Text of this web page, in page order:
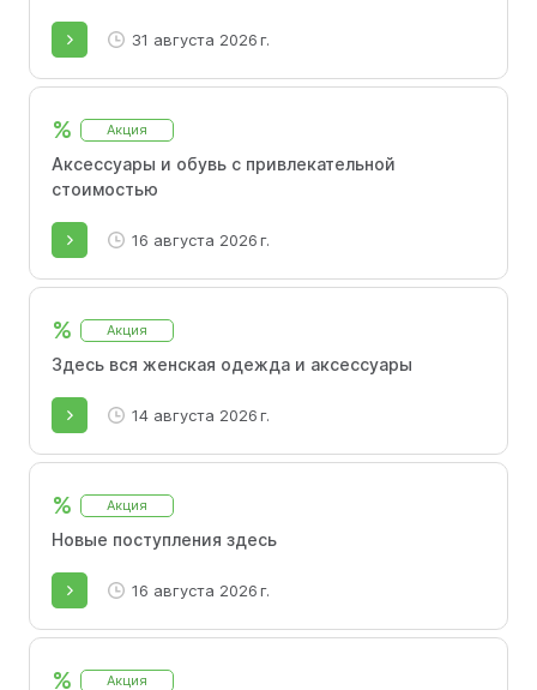
31 августа 2026 г.
% Акция
Аксессуары и обувь с привлекательной
стоимостью
16 августа 2026 г.
% Акция
Здесь вся женская одежда и аксессуары
14 августа 2026 г.
% Акция
Новые поступления здесь
16 августа 2026 г.
% Акция